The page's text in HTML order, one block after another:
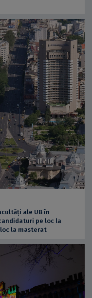
ale UB în
pe loc la
la masterat